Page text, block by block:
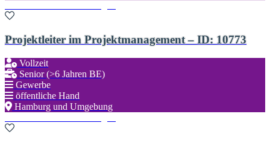
Projektleiter im Projektmanagement – ID: 10773
Vollzeit
Senior (>6 Jahren BE)
Gewerbe
öffentliche Hand
Hamburg und Umgebung